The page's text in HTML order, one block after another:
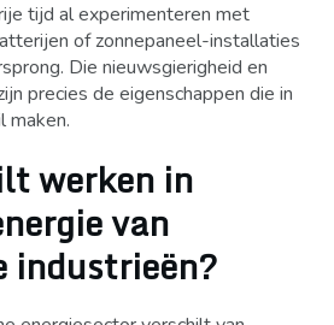
tijd al experimenteren met
of zonnepaneel-installaties
Die nieuwsgierigheid en
precies de eigenschappen die in
maken.
werken in
van